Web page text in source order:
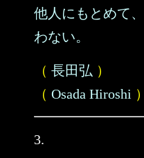
他人にもとめて
わない。
（ 長田弘 ）
（ Osada Hiroshi ）
3.